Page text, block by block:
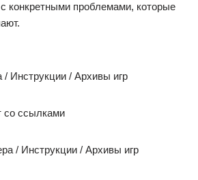
конкретными проблемами, которые
Инструкции / Архивы игр
со ссылками